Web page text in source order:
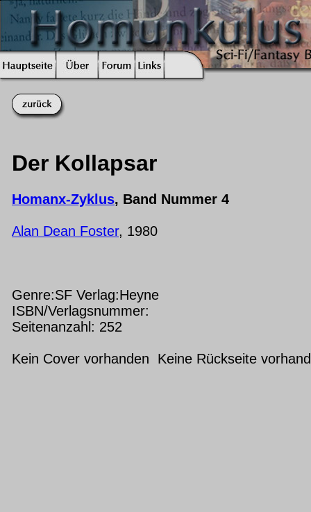
Der Kollapsar
Homanx-Zyklus, Band Nummer 4
Alan Dean Foster, 1980
Genre:SF Verlag:Heyne
ISBN/Verlagsnummer:
Seitenanzahl: 252
Kein Cover vorhanden Keine Rückseite